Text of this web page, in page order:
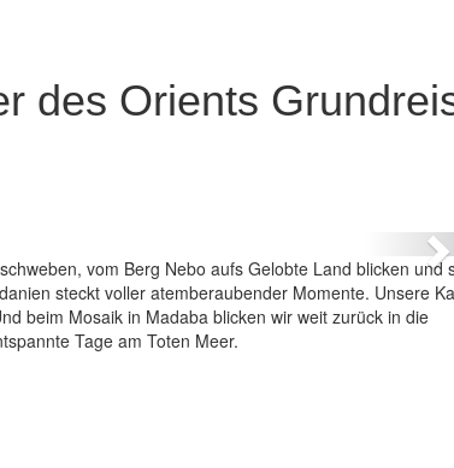
des Orients
vom Berg Nebo aufs Gelobte Land blicken und
steckt voller atemberaubender Momente. Unsere
beim Mosaik in Madaba blicken wir weit zurück in die
Tage am Toten Meer.